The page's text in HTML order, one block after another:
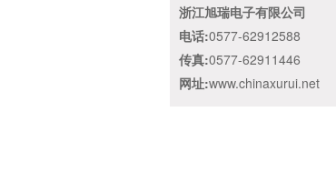
浙江旭瑞电子有限公司
电话:0577-62912588
传真:0577-62911446
网址:www.chinaxurui.net